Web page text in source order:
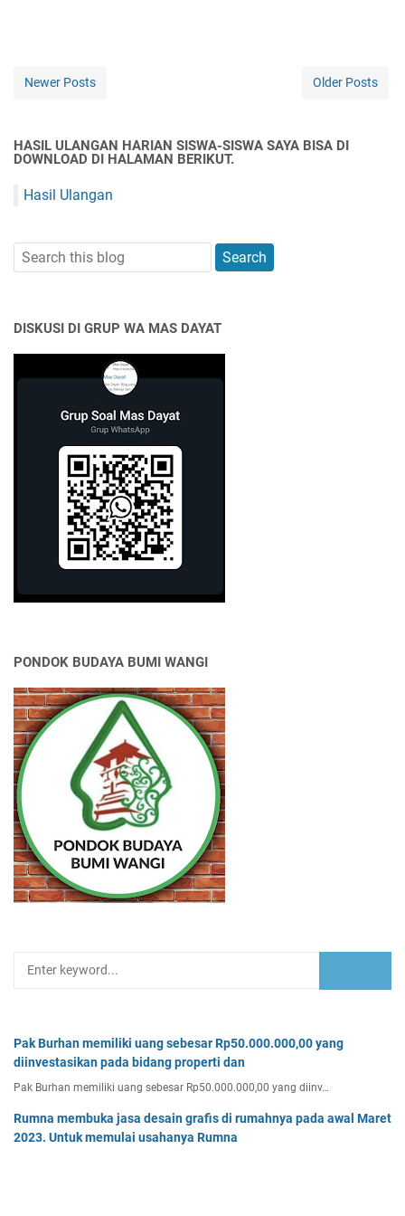
Newer Posts Older Posts
HASIL ULANGAN HARIAN SISWA-SISWA SAYA BISA DI
DOWNLOAD DI HALAMAN BERIKUT.
Hasil Ulangan
DISKUSI DI GRUP WA MAS DAYAT
PONDOK BUDAYA BUMI WANGI
Pak Burhan memiliki uang sebesar Rp50.000.000,00 yang
diinvestasikan pada bidang properti dan
Pak Burhan memiliki uang sebesar Rp50.000.000,00 yang diinv…
Rumna membuka jasa desain grafis di rumahnya pada awal Maret
2023. Untuk memulai usahanya Rumna